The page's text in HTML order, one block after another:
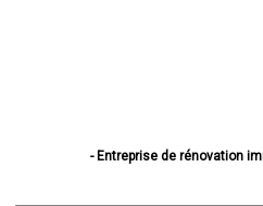
- Entreprise de rénovation